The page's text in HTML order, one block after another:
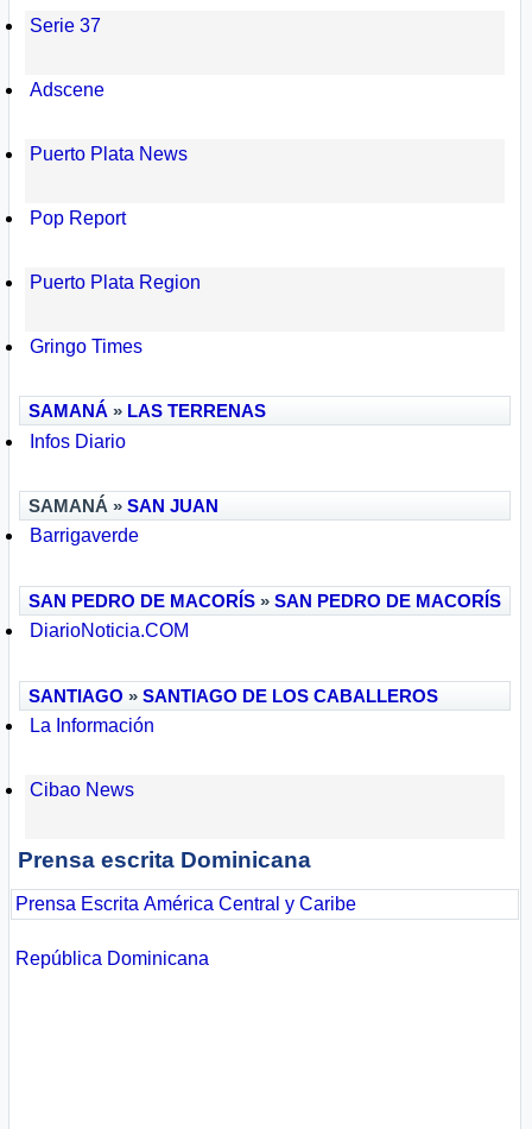
Serie 37
Adscene
Puerto Plata News
Pop Report
Puerto Plata Region
Gringo Times
SAMANÁ » LAS TERRENAS
Infos Diario
SAMANÁ »SAN JUAN
Barrigaverde
SAN PEDRO DE MACORÍS »SAN PEDRO DE MACORÍS
DiarioNoticia.COM
SANTIAGO »SANTIAGO DE LOS CABALLEROS
La Información
Cibao News
Prensa escrita Dominicana
Prensa Escrita América Central y Caribe
República Dominicana